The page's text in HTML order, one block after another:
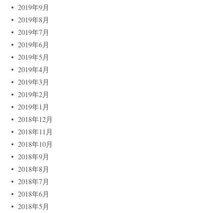
2019年9月
2019年8月
2019年7月
2019年6月
2019年5月
2019年4月
2019年3月
2019年2月
2019年1月
2018年12月
2018年11月
2018年10月
2018年9月
2018年8月
2018年7月
2018年6月
2018年5月